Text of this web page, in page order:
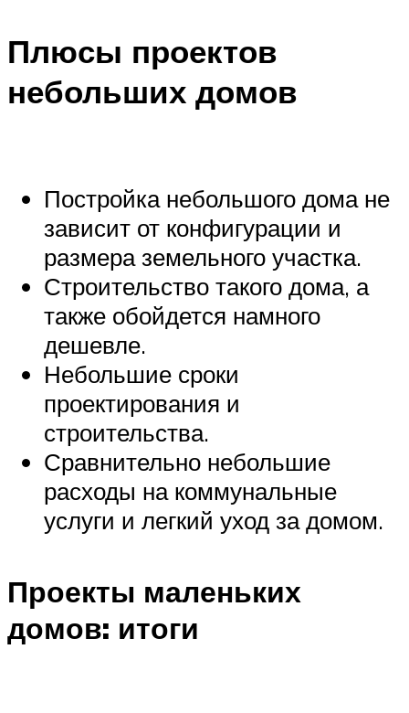
Плюсы проектов
небольших домов
Постройка небольшого дома не
зависит от конфигурации и
размера земельного участка.
Строительство такого дома, а
также обойдется намного
дешевле.
Небольшие сроки
проектирования и
строительства.
Сравнительно небольшие
расходы на коммунальные
услуги и легкий уход за домом.
Проекты маленьких
домов: итоги